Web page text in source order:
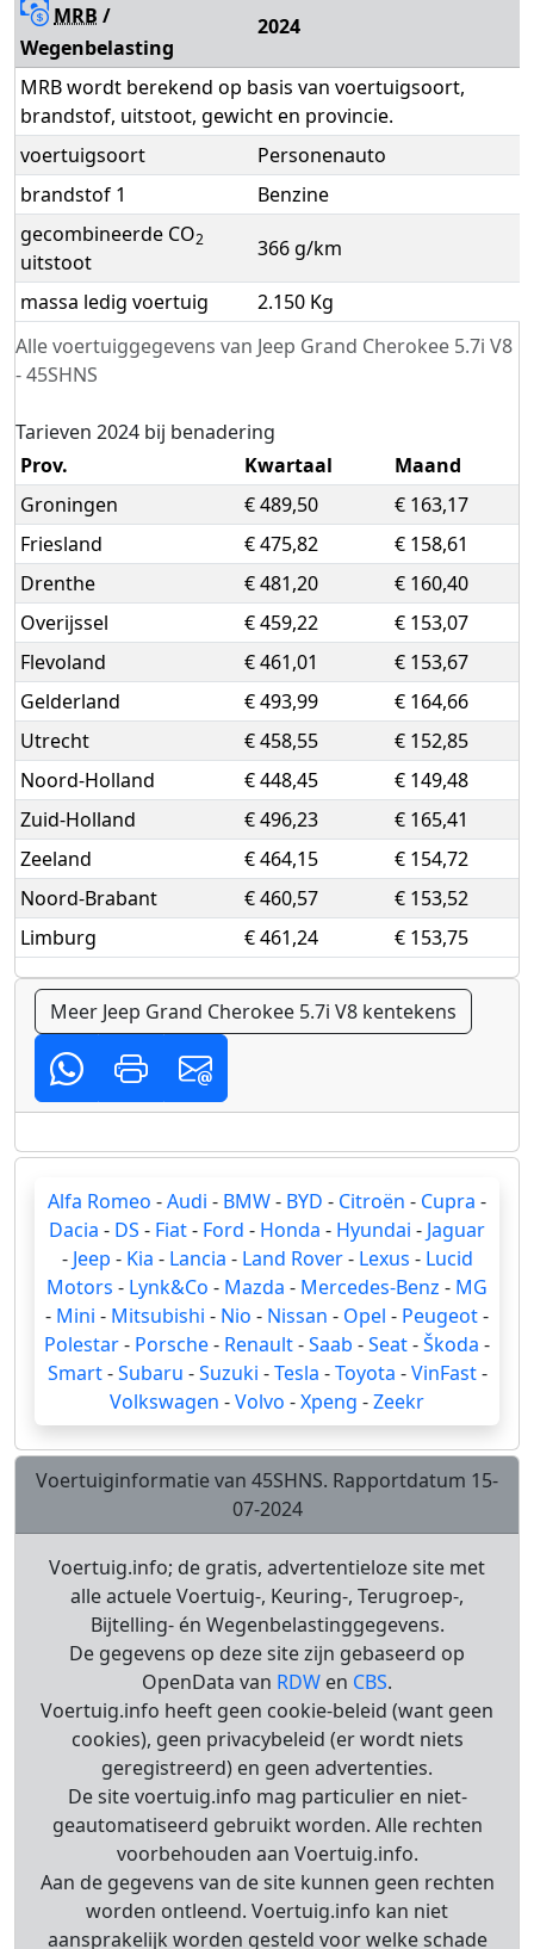
Alle voertuiggegevens van Jeep Grand Cherokee 5.7i V8
- 45SHNS
MRB /
Wegenbelasting
2024
MRB wordt berekend op basis van voertuigsoort,
brandstof, uitstoot, gewicht en provincie.
voertuigsoort
Personenauto
brandstof 1
Benzine
gecombineerde CO2
uitstoot
366 g/km
massa ledig voertuig 2.150 Kg
Tarieven 2024 bij benadering
Prov.
Kwartaal
Maand
Groningen
€ 489,50
€ 163,17
Friesland
€ 475,82
€ 158,61
Drenthe
€ 481,20
€ 160,40
Overijssel
€ 459,22
€ 153,07
Flevoland
€ 461,01
€ 153,67
Gelderland
€ 493,99
€ 164,66
Utrecht
€ 458,55
€ 152,85
Noord-Holland
€ 448,45
€ 149,48
Zuid-Holland
€ 496,23
€ 165,41
Zeeland
€ 464,15
€ 154,72
Noord-Brabant
€ 460,57
€ 153,52
Limburg
€ 461,24 € 153,75
Meer Jeep Grand Cherokee 5.7i V8 kentekens
Alfa Romeo -Audi - BMW- BYD - Citroën - Cupra -
Dacia - DS - Fiat- Ford - Honda - Hyundai - Jaguar
- Jeep - Kia - Lancia - Land Rover- Lexus - Lucid
Motors - Lynk&Co - Mazda - Mercedes-Benz - MG
- Mini - Mitsubishi - Nio - Nissan - Opel - Peugeot-
Polestar- Porsche- Renault-Saab -Seat-Škoda -
Smart-Subaru -Suzuki -Tesla -Toyota -VinFast-
Volkswagen -Volvo -Xpeng -Zeekr
Voertuiginformatie van 45SHNS. Rapportdatum 15-
07-2024
Voertuig.info; de gratis, advertentieloze site met
alle actuele Voertuig-, Keuring-, Terugroep-,
Bijtelling- én Wegenbelastinggegevens.
De gegevens op deze site zijn gebaseerd op
OpenData van RDW en CBS.
Voertuig.info heeft geen cookie-beleid (want geen
cookies), geen privacybeleid (er wordt niets
geregistreerd) en geen advertenties.
De site voertuig.info mag particulier en niet-
geautomatiseerd gebruikt worden. Alle rechten
voorbehouden aan Voertuig.info.
Aan de gegevens van de site kunnen geen rechten
worden ontleend. Voertuig.info kan niet
aansprakelijk worden gesteld voor welke schade